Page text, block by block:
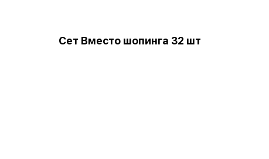
Сет Вместо шопинга 32 шт